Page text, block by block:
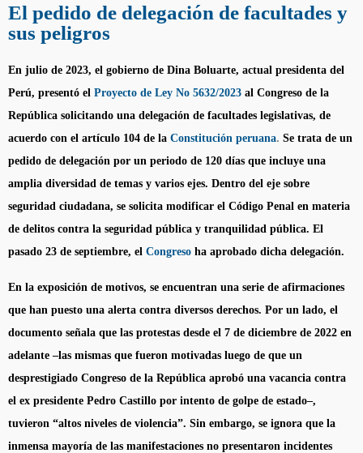
El pedido de delegación de facultades y
sus peligros
En julio de 2023, el gobierno de Dina Boluarte, actual presidenta del
Perú, presentó el Proyecto de Ley No 5632/2023 al Congreso de la
República solicitando una delegación de facultades legislativas, de
acuerdo con el artículo 104 de la Constitución peruana. Se trata de un
pedido de delegación por un periodo de 120 días que incluye una
amplia diversidad de temas y varios ejes. Dentro del eje sobre
seguridad ciudadana, se solicita modificar el Código Penal en materia
de delitos contra la seguridad pública y tranquilidad pública. El
pasado 23 de septiembre, el Congreso ha aprobado dicha delegación.
En la exposición de motivos, se encuentran una serie de afirmaciones
que han puesto una alerta contra diversos derechos. Por un lado, el
documento señala que las protestas desde el 7 de diciembre de 2022 en
adelante –las mismas que fueron motivadas luego de que un
desprestigiado Congreso de la República aprobó una vacancia contra
el ex presidente Pedro Castillo por intento de golpe de estado–,
tuvieron “altos niveles de violencia”. Sin embargo, se ignora que la
inmensa mayoría de las manifestaciones no presentaron incidentes